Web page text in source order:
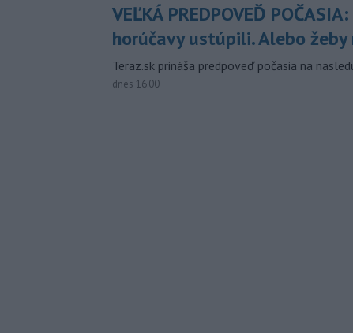
VEĽKÁ PREDPOVEĎ
horúčavy ustúpili. Alebo žeby
Teraz.sk prináša predpoveď počasia na
dnes 16:00